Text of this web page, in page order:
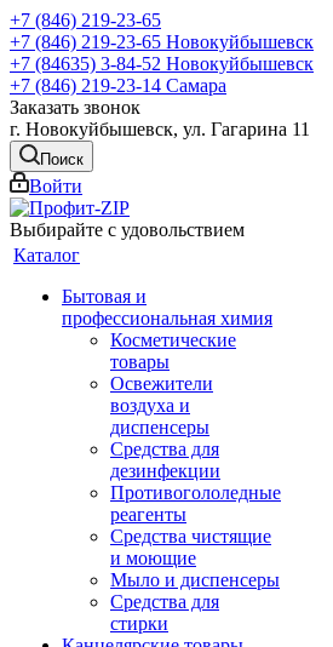
+7 (846) 219-23-65
+7 (846) 219-23-65 Новокуйбышевск
+7 (84635) 3-84-52 Новокуйбышевск
+7 (846) 219-23-14 Самара
Заказать звонок
г. Новокуйбышевск, ул. Гагарина 11
Поиск
Войти
Выбирайте с удовольствием
Каталог
Бытовая и
профессиональная химия
Косметические
товары
Освежители
воздуха и
диспенсеры
Средства для
дезинфекции
Противогололедные
реагенты
Средства чистящие
и моющие
Мыло и диспенсеры
Средства для
стирки